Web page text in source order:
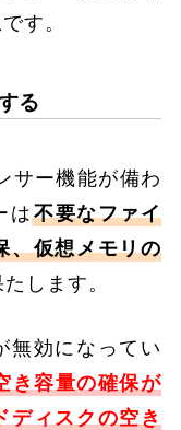
す。
る
サー機能が備わ
は不要なファイ
、仮想メモリの
します。
無効になってい
き容量の確保が
ディスクの空き